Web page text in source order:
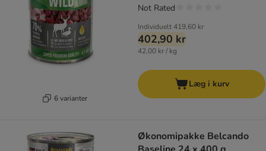
6 varianter
Individuelt419,60 kr
402,90 kr
42,00 kr / kg
Not Rated
Læg i kurv
Økonomipakke Belcando